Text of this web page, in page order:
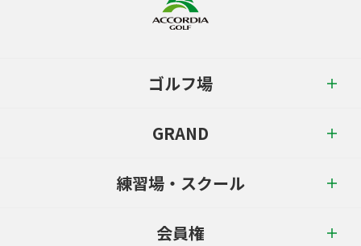
ゴルフ場
GRAND
練習場・スクール
会員権